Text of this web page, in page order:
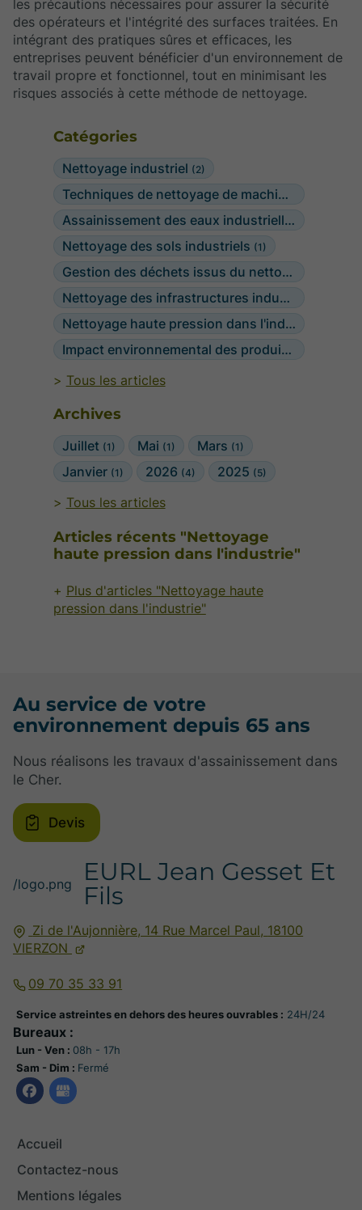
Catégories
Nettoyage industriel (2)
Techniques de nettoyage de machines et d'équipements industriels
Assainissement des eaux industrielles
Nettoyage des sols industriels (1)
Gestion des déchets issus du nettoyage industriel
Nettoyage des infrastructures industrielles
Nettoyage haute pression dans l'industrie
Impact environnemental des produits de nettoyage industriels
Tous les articles
Archives
Juillet (1) Mai (1) Mars (1)
Janvier (1) 2026 (4) 2025 (5)
Tous les articles
Articles récents "Nettoyage
haute pression dans l'industrie"
Plus d'articles "Nettoyage haute
pression dans l'industrie"
les précautions nécessaires pour assurer la sécurité
des opérateurs et l'intégrité des surfaces traitées. En
intégrant des pratiques sûres et efficaces, les
entreprises peuvent bénéficier d'un environnement de
travail propre et fonctionnel, tout en minimisant les
risques associés à cette méthode de nettoyage.
/logo.png
EURL Jean Gesset Et
Fils
Zi de l'Aujonnière, 14 Rue Marcel Paul, 18100
VIERZON
09 70 35 33 91
Service astreintes en dehors des heures ouvrables : 24H/24
Bureaux :
Lun - Ven : 08h - 17h
Sam - Dim : Fermé
Accueil
Contactez-nous
Mentions légales
Au service de votre
environnement depuis 65 ans
Nous réalisons les travaux d'assainissement dans
le Cher.
Devis